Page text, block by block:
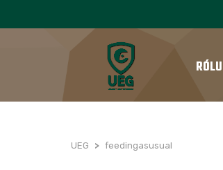
UEG > feedingasusual